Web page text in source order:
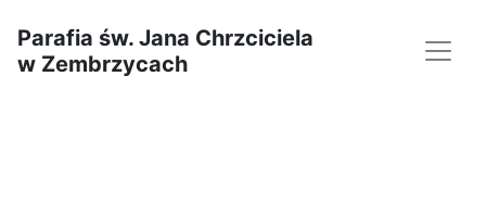
Parafia św. Jana Chrzciciela
w Zembrzycach